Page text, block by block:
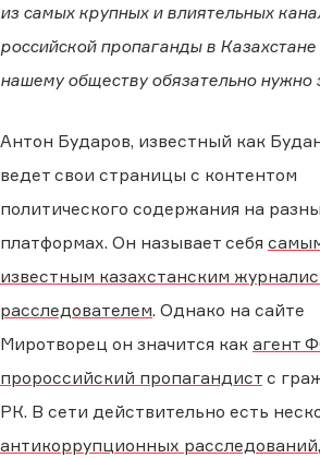
из самых крупных и влиятельных
российской пропаганды в
нашему обществу обязательно нужно
Антон Бударов, известный как
ведет свои страницы с контентом
политического содержания на
платформах. Он называет себя
известным казахстанским
расследователем. Однако на сайте
Миротворец он значится как агент
пророссийский пропагандист с
РК. В сети действительно есть
антикоррупционных расследований